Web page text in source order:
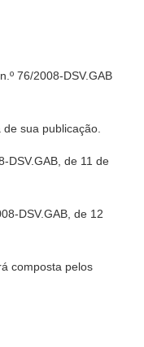
76/2008-DSV.GAB
sua publicação.
DSV.GAB, de 11 de
DSV.GAB, de 12
composta pelos